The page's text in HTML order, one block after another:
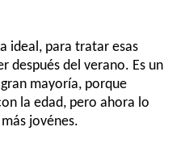
ideal, para tratar esas
después del verano. Es un
mayoría, porque
la edad, pero ahora lo
jovénes.